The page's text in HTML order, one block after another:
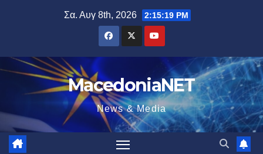
Σα. Αυγ 8th, 2026 2:15:19 PM
MacedoniaNET
News & Media